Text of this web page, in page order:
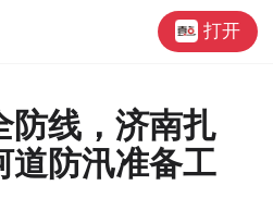
打开
防线，济南扎
道防汛准备工